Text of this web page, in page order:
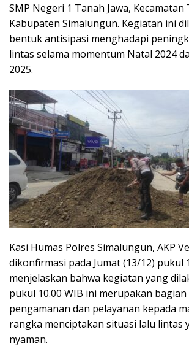
SMP Negeri 1 Tanah Jawa, Kecamatan
Kabupaten Simalungun. Kegiatan ini
bentuk antisipasi menghadapi
lintas selama momentum Natal 2024
2025.
Kasi Humas Polres Simalungun, AKP
dikonfirmasi pada Jumat (13/12) pukul
menjelaskan bahwa kegiatan yang
pukul 10.00 WIB ini merupakan
pengamanan dan pelayanan kepada
rangka menciptakan situasi lalu lintas
nyaman.